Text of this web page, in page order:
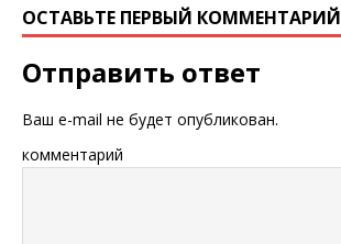
ОСТАВЬТЕ ПЕРВЫЙ КОММЕНТАРИЙ
Отправить ответ
Ваш e-mail не будет опубликован.
комментарий